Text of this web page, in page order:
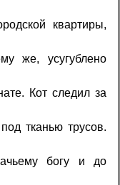
квартиры,
же, усугублено
Кот следил за
тканью трусов.
богу и до